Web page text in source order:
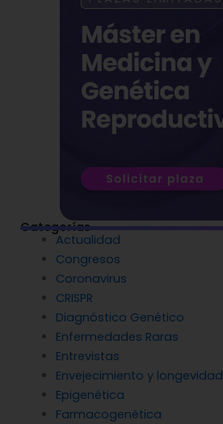
Categorías
Actualidad
Congresos
Coronavirus
CRISPR
Diagnóstico Genético
Enfermedades Raras
Entrevistas
Envejecimiento y longevidad
Epigenética
Farmacogenética